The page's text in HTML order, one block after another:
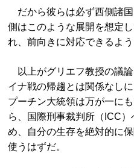
だから彼らは必ず西側諸
側はこのような展開を想定
れ、前向きに対応できるよ
以上がグリエフ教授の議
イナ戦の帰趨とは関係なし
プーチン大統領は万が一に
ら、国際刑事裁判所（ICC
め、自分の生存を絶対的に
使うはずだ。